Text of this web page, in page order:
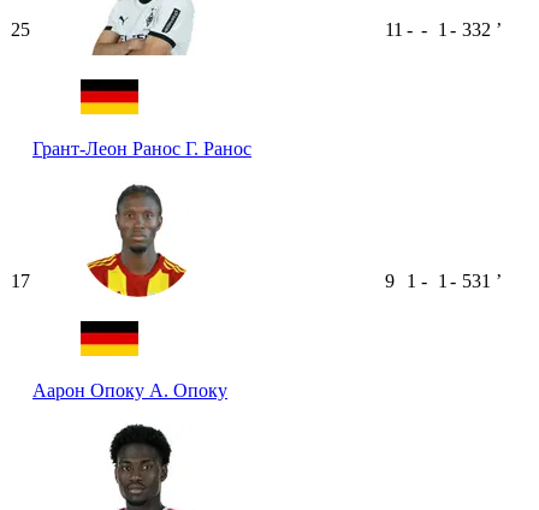
25
Грант-Леон Ранос Г. Ранос
11 - - 1 - 332 ʼ
17
Аарон Опоку А. Опоку
9 1 - 1 - 531 ʼ